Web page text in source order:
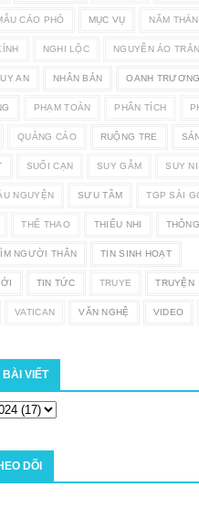
CÁO PHÓ MỤC VỤ NĂM
NGHI LỘC NGUYỄN ÁO
AN NHÂN BẢN OANH TRƯƠNG
PHẠM TOÀN PHÂN TÍCH
QUẢNG CÁO RUỘNG TRE
SUỐI CẠN SUY GẪM SUY
NGUYỆN SƯU TẦM TGP SÀI
THỂ THAO THIẾU NHI
NGƯỜI THÂN TIN SINH HOẠT
TIN TỨC TRUYE TRUYỆN
VATICAN VĂN NGHỆ VIDEO
VIẾT
DÕI